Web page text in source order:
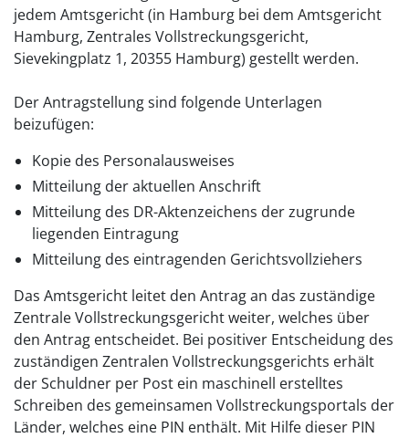
jedem Amtsgericht (in Hamburg bei dem Amtsgericht
Hamburg, Zentrales Vollstreckungsgericht,
Sievekingplatz 1, 20355 Hamburg) gestellt werden.
Der Antragstellung sind folgende Unterlagen
beizufügen:
Kopie des Personalausweises
Mitteilung der aktuellen Anschrift
Mitteilung des DR-Aktenzeichens der zugrunde
liegenden Eintragung
Mitteilung des eintragenden Gerichtsvollziehers
Das Amtsgericht leitet den Antrag an das zuständige
Zentrale Vollstreckungsgericht weiter, welches über
den Antrag entscheidet. Bei positiver Entscheidung des
zuständigen Zentralen Vollstreckungsgerichts erhält
der Schuldner per Post ein maschinell erstelltes
Schreiben des gemeinsamen Vollstreckungsportals der
Länder, welches eine PIN enthält. Mit Hilfe dieser PIN